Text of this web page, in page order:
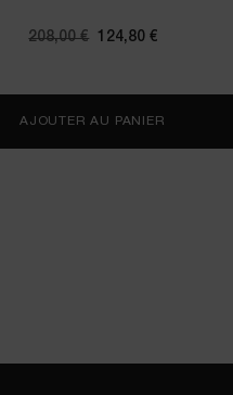
H.C.F. TRIPLE SERUM 50ML
Ancien prix
208,00 € Nouveau prix
124,80 €
AJOUTER AU PANIER